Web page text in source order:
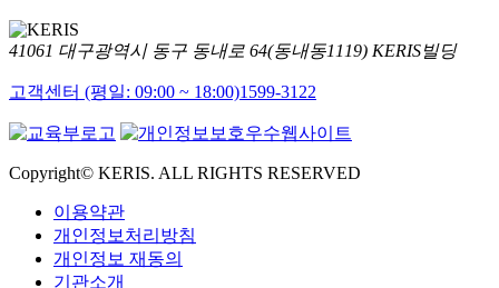
41061 대구광역시 동구 동내로 64(동내동1119) KERIS빌딩
고객센터 (평일: 09:00 ~ 18:00)1599-3122
Copyright© KERIS. ALL RIGHTS RESERVED
이용약관
개인정보처리방침
개인정보 재동의
기관소개